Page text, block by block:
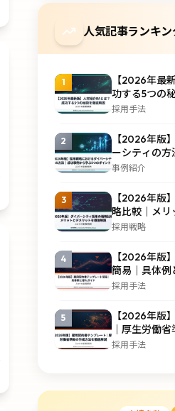
人気記事ランキン
1
【2026年最
功する5つの
採用手法
2
【2026年版
ーシティの方
のポイント
事例紹介
3
【2026年版
略比較｜メリ
説
採用戦略
4
【2026年版
簡易｜具体例
採用手法
5
【2026年版
｜厚生労働
採用手法